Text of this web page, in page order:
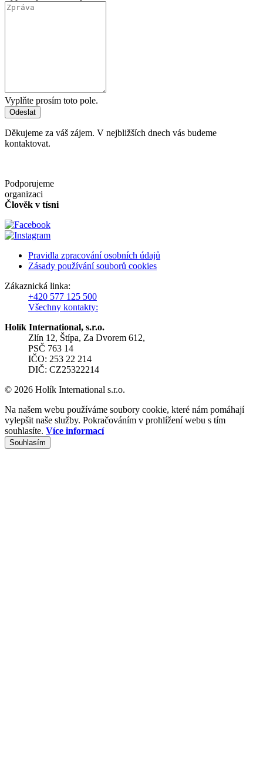
Vyplňte prosím toto pole.
Odeslat
Děkujeme za váš zájem. V nejbližších dnech vás budeme
kontaktovat.
Podporujeme
organizaci
Člověk v tísni
Pravidla zpracování osobních údajů
Zásady používání souborů cookies
Zákaznická linka:
+420 577 125 500
Všechny kontakty:
Holík International, s.r.o.
Zlín 12, Štípa, Za Dvorem 612,
PSČ 763 14
IČO: 253 22 214
DIČ: CZ25322214
© 2026 Holík International s.r.o.
Na našem webu používáme soubory cookie, které nám pomáhají
vylepšit naše služby. Pokračováním v prohlížení webu s tím
souhlasíte. Více informací
Souhlasím